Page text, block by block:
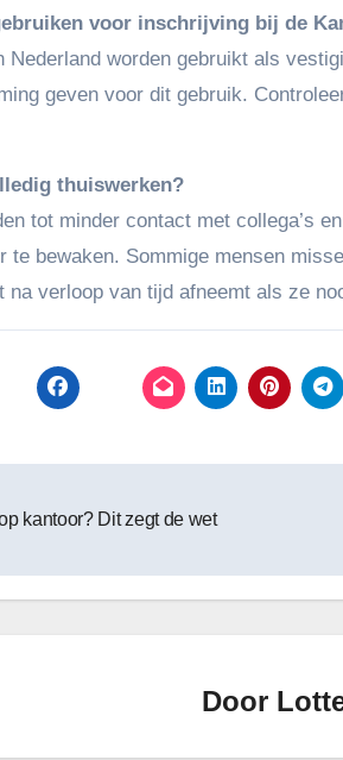
voor inschrijving bij de
worden gebruikt als
geven voor dit gebruik.
thuiswerken?
tot minder contact met collega’s
te bewaken. Sommige mensen
na verloop van tijd afneemt als ze
kantoor? Dit zegt de wet
Door